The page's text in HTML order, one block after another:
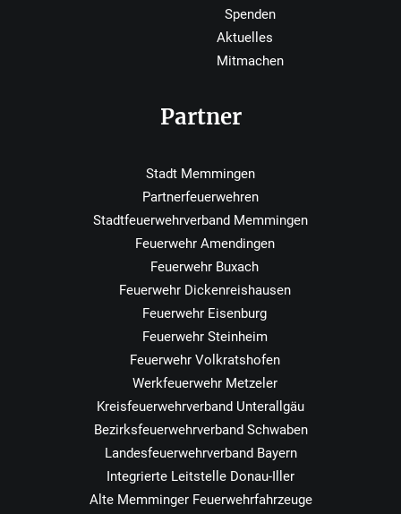
Spenden
Aktuelles
Mitmachen
Partner
Stadt Memmingen
Partnerfeuerwehren
Stadtfeuerwehrverband Memmingen
Feuerwehr Amendingen
Feuerwehr Buxach
Feuerwehr Dickenreishausen
Feuerwehr Eisenburg
Feuerwehr Steinheim
Feuerwehr Volkratshofen
Werkfeuerwehr Metzeler
Kreisfeuerwehrverband Unterallgäu
Bezirksfeuerwehrverband Schwaben
Landesfeuerwehrverband Bayern
Integrierte Leitstelle Donau-Iller
Alte Memminger Feuerwehrfahrzeuge